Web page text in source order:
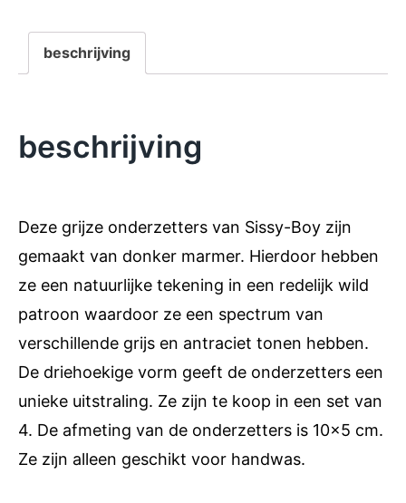
beschrijving
beschrijving
Deze grijze onderzetters van Sissy-Boy zijn
gemaakt van donker marmer. Hierdoor hebben
ze een natuurlijke tekening in een redelijk wild
patroon waardoor ze een spectrum van
verschillende grijs en antraciet tonen hebben.
De driehoekige vorm geeft de onderzetters een
unieke uitstraling. Ze zijn te koop in een set van
4. De afmeting van de onderzetters is 10×5 cm.
Ze zijn alleen geschikt voor handwas.